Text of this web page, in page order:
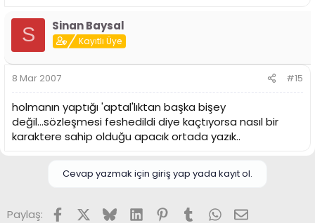
S Sinan Baysal
Kayıtlı Üye
8 Mar 2007 #15
holmanın yaptığı 'aptal'lıktan başka bişey
değil...sözleşmesi feshedildi diye kaçtıyorsa nasıl bir
karaktere sahip olduğu apacık ortada yazık..
Cevap yazmak için giriş yap yada kayıt ol.
Paylaş: FacebookX (Twitter)
BlueskyLinkedInPinterest
TumblrWhatsApp
E-posta